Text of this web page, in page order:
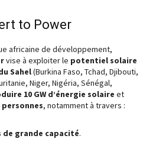
to Power
africaine de développement,
vise à exploiter le potentiel solaire
Sahel(Burkina Faso, Tchad, Djibouti,
Niger, Nigéria, Sénégal,
10 GW d’énergie solaire et
, notamment à travers :
grande capacité.